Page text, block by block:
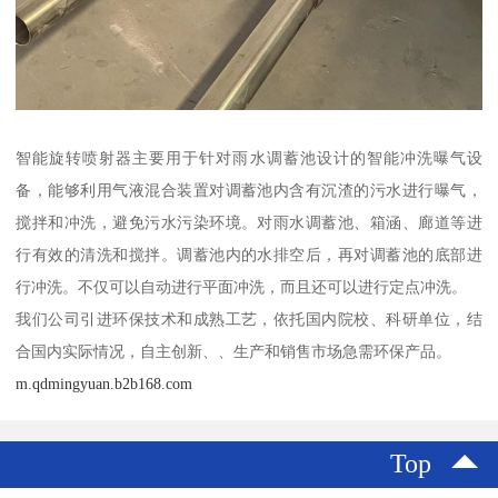
智能旋转喷射器主要用于针对雨水调蓄池设计的智能冲洗曝气设
备，能够利用气液混合装置对调蓄池内含有沉渣的污水进行曝气，
搅拌和冲洗，避免污水污染环境。对雨水调蓄池、箱涵、廊道等进
行有效的清洗和搅拌。调蓄池内的水排空后，再对调蓄池的底部进
行冲洗。不仅可以自动进行平面冲洗，而且还可以进行定点冲洗。
我们公司引进环保技术和成熟工艺，依托国内院校、科研单位，结
合国内实际情况，自主创新、、生产和销售市场急需环保产品。
m.qdmingyuan.b2b168.com
Top